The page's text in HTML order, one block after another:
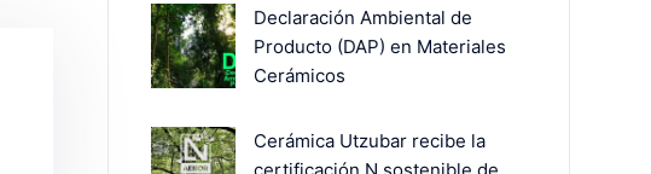
Declaración Ambiental de
Producto (DAP) en Materiales
Cerámicos
Cerámica Utzubar recibe la